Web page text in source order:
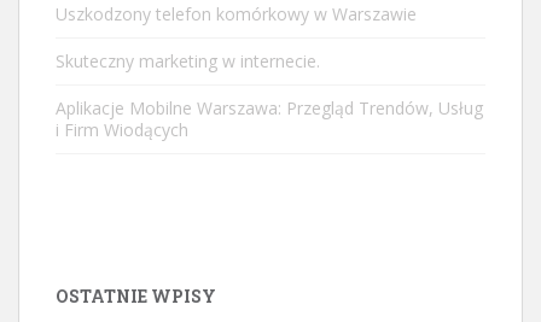
Uszkodzony telefon komórkowy w Warszawie
Skuteczny marketing w internecie.
Aplikacje Mobilne Warszawa: Przegląd Trendów, Usług
i Firm Wiodących
OSTATNIE WPISY